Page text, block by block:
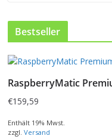
Bestseller
RaspberryMatic
€159,59
Enthält 19% Mwst.
zzgl. Versand